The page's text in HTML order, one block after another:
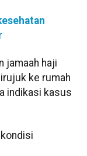
jamaah haji
ke rumah
indikasi kasus